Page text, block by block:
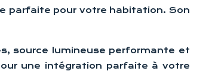
parfaite pour votre habitation. Son
source lumineuse performante et
une intégration parfaite à votre